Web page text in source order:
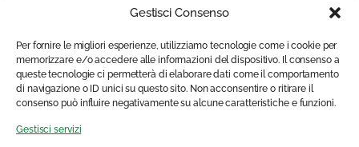
Gestisci Consenso
Per fornire le migliori esperienze, utilizziamo tecnologie come i cookie per
memorizzare e/o accedere alle informazioni del dispositivo. Il consenso a
queste tecnologie ci permetterà di elaborare dati come il comportamento
di navigazione o ID unici su questo sito. Non acconsentire o ritirare il
consenso può influire negativamente su alcune caratteristiche e funzioni.
Gestisci servizi